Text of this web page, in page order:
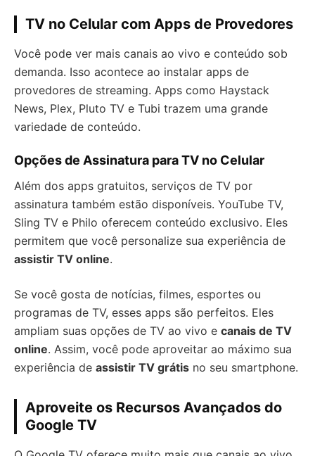
TV no Celular com Apps de Provedores
Você pode ver mais canais ao vivo e conteúdo sob
demanda. Isso acontece ao instalar apps de
provedores de streaming. Apps como Haystack
News, Plex, Pluto TV e Tubi trazem uma grande
variedade de conteúdo.
Opções de Assinatura para TV no Celular
Além dos apps gratuitos, serviços de TV por
assinatura também estão disponíveis. YouTube TV,
Sling TV e Philo oferecem conteúdo exclusivo. Eles
permitem que você personalize sua experiência de
assistir TV online.
Se você gosta de notícias, filmes, esportes ou
programas de TV, esses apps são perfeitos. Eles
ampliam suas opções de TV ao vivo e canais de TV
online. Assim, você pode aproveitar ao máximo sua
experiência de assistir TV grátis no seu smartphone.
Aproveite os Recursos Avançados do
Google TV